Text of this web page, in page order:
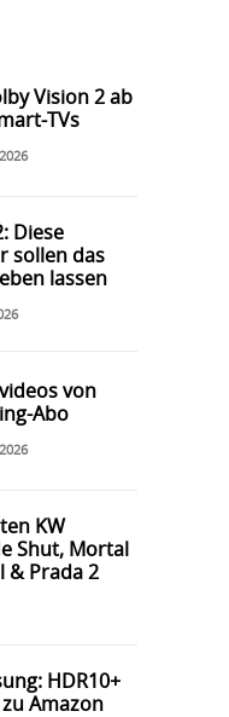
Vision 2 ab
TVs
Diese
sollen das
lassen
von
Abo
KW
Shut, Mortal
& Prada 2
HDR10+
Amazon